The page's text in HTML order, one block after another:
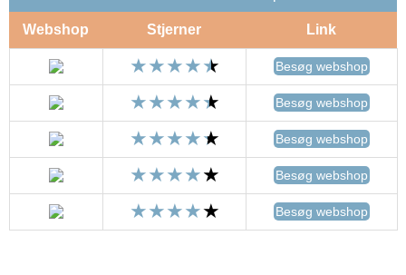
Webshop Stjerner Link
Besøg webshop
Besøg webshop
Besøg webshop
Besøg webshop
Besøg webshop